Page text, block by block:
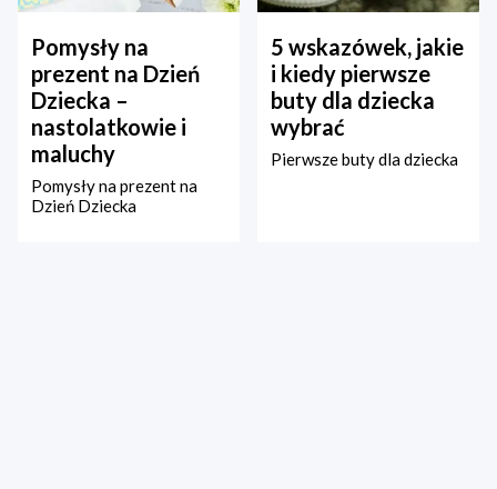
Pomysły na
prezent na Dzień
Dziecka –
nastolatkowie i
maluchy
Pomysły na prezent na
Dzień Dziecka
5 wskazówek, jakie
i kiedy pierwsze
buty dla dziecka
wybrać
Pierwsze buty dla dziecka